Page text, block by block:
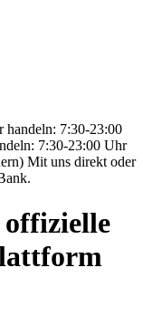
handeln: 7:30-23:00
7:30-23:00 Uhr
Mit uns direkt oder